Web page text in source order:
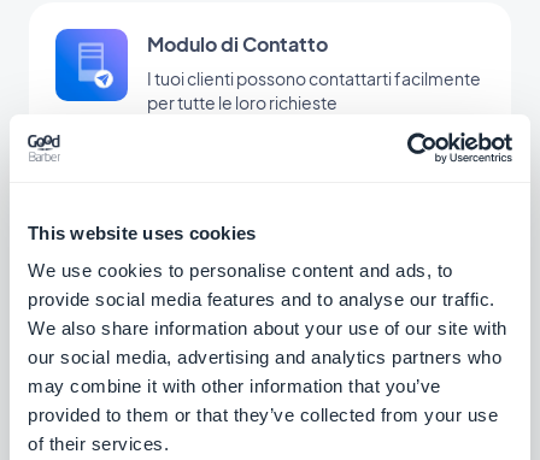
This website uses cookies
We use cookies to personalise content and ads, to
provide social media features and to analyse our traffic.
We also share information about your use of our site with
our social media, advertising and analytics partners who
may combine it with other information that you’ve
provided to them or that they’ve collected from your use
of their services.
Modulo di Contatto
I tuoi clienti possono contattarti facilmente
per tutte le loro richieste
Feed RSS: Eventi
Condividi il tuo calendario su piattaforme
esterne alla tua app e fai crescere il tuo
pubblico.
Gratis
Sezione di invio